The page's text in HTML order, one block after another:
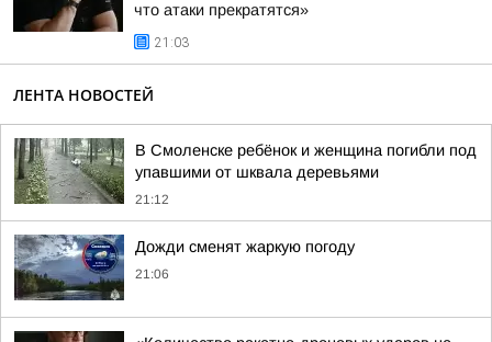
что атаки прекратятся»
21:03
ЛЕНТА НОВОСТЕЙ
В Смоленске ребёнок и женщина погибли под
упавшими от шквала деревьями
21:12
Дожди сменят жаркую погоду
21:06